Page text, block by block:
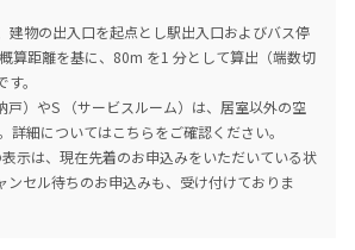
建物の出入口を起点とし駅出入口およびバス停
算距離を基に、80m を1 分として算出（端数切
。
戸）やS （サービスルーム）は、居室以外の空
詳細についてはこちらをご確認ください。
表示は、現在先着のお申込みをいただいている状
ンセル待ちのお申込みも、受け付けておりま